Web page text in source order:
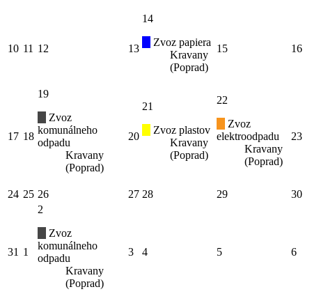
10 11 12 13
14
Zvoz papiera
Kravany
(Poprad)
15 16
17 18
19
Zvoz
komunálneho
odpadu
Kravany
(Poprad)
20
21
Zvoz plastov
Kravany
(Poprad)
22
Zvoz
elektroodpadu
Kravany
(Poprad)
23
24 25 26 27 28 29 30
31 1
2
Zvoz
komunálneho
odpadu
Kravany
(Poprad)
3 4 5 6